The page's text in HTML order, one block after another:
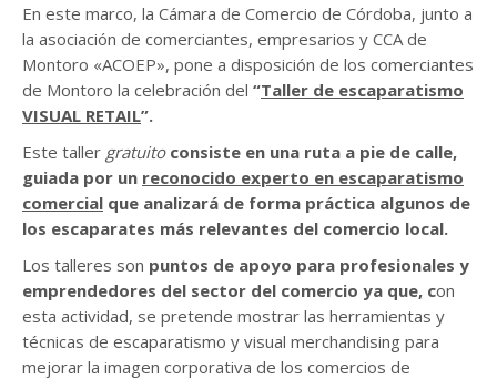
En este marco, la Cámara de Comercio de Córdoba, junto a
la asociación de comerciantes, empresarios y CCA de
Montoro «ACOEP», pone a disposición de los comerciantes
de Montoro la celebración del “Taller de escaparatismo
VISUAL RETAIL”.
Este taller gratuito consiste en una ruta a pie de calle,
guiada por un reconocido experto en escaparatismo
comercial que analizará de forma práctica algunos de
los escaparates más relevantes del comercio local.
Los talleres son puntos de apoyo para profesionales y
emprendedores del sector del comercio ya que, con
esta actividad, se pretende mostrar las herramientas y
técnicas de escaparatismo y visual merchandising para
mejorar la imagen corporativa de los comercios de